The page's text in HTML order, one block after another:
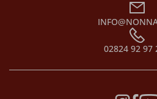
02824 92 97